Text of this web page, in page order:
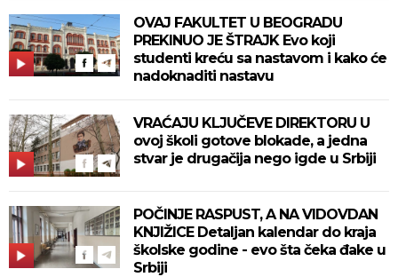
OVAJ FAKULTET U BEOGRADU
PREKINUO JE ŠTRAJK Evo koji
studenti kreću sa nastavom i kako će
nadoknaditi nastavu
VRAĆAJU KLJUČEVE DIREKTORU U
ovoj školi gotove blokade, a jedna
stvar je drugačija nego igde u Srbiji
POČINJE RASPUST, A NA VIDOVDAN
KNJIŽICE Detaljan kalendar do kraja
školske godine - evo šta čeka đake u
Srbiji